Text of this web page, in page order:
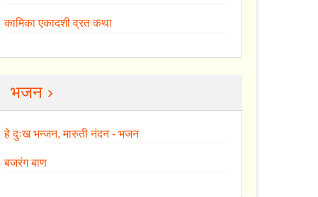
कामिका एकादशी व्रत कथा
भजन ›
हे दुःख भन्जन, मारुती नंदन - भजन
बजरंग बाण